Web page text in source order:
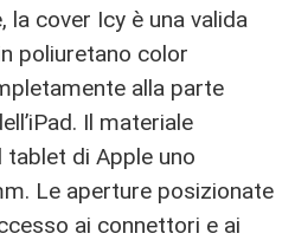
la cover Icy è una valida
poliuretano color
alla parte
Il materiale
di Apple uno
Le aperture posizionate
ai connettori e ai